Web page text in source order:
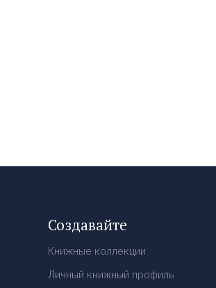
Создавайте
Книжные коллекции
Личный книжный профиль